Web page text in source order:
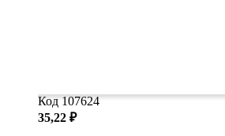
Код 107624
35,22 ₽